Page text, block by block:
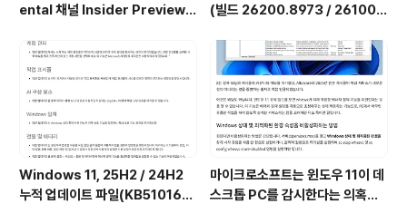
ental 채널 Insider Preview
업데이트(KB5101682) 통합 []
(빌드 26200.8973 / 26100.
버전 [한글/영문판]
Windows 11, 25H2 / 24H2
누적 업데이트 파일(KB510168
마이크로소프트는 윈도우 11이 데
스크톱 PC를 감시한다는 의혹을